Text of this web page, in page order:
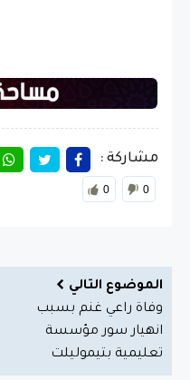
مشاركة :
0 0
الموضوع التالي
وفاة راعي غنم بسبب
انهيار سور مؤسسة
تعليمية بتيموليلت